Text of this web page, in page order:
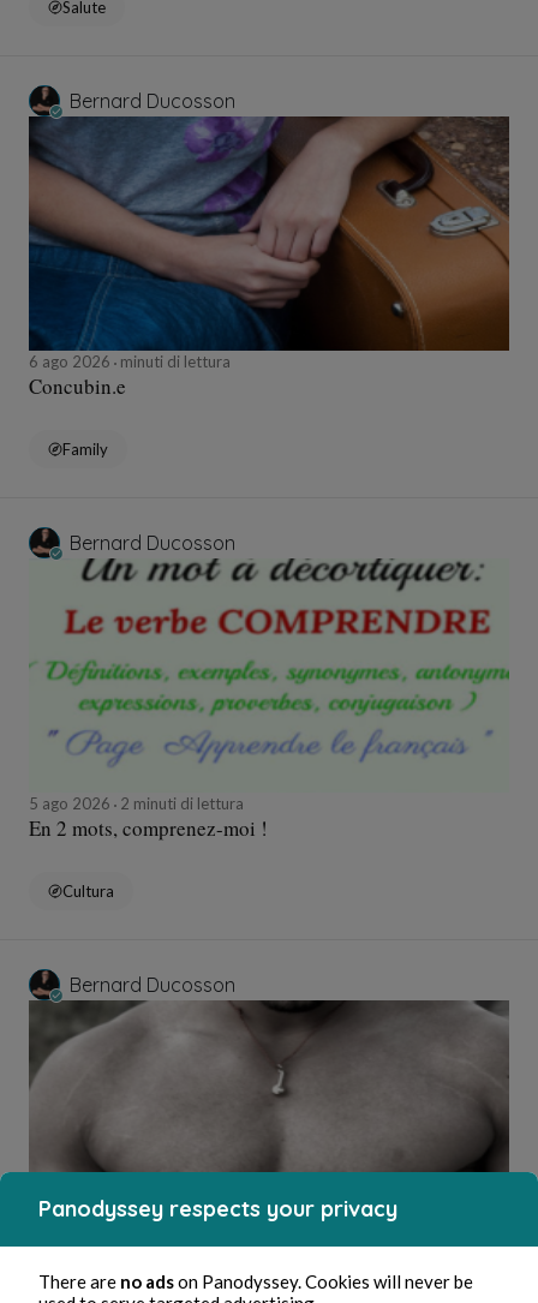
Salute
Bernard Ducosson
6 ago 2026 minuti di lettura
Concubin.e
Family
Bernard Ducosson
5 ago 2026 2 minuti di lettura
En 2 mots, comprenez-moi !
Cultura
Bernard Ducosson
5 ago 2026minuti di lettura
Tétons
Panodyssey respects your privacy
There are no adson Panodyssey. Cookies will never be